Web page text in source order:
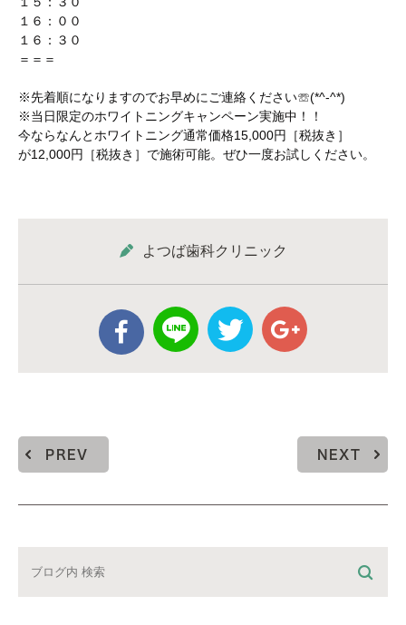
１６：００
１６：３０
＝＝＝
※先着順になりますのでお早めにご連絡ください☏(*^-^*)
※当日限定のホワイトニングキャンペーン実施中！！
今ならなんとホワイトニング通常価格15,000円［税抜き］
が12,000円［税抜き］で施術可能。ぜひ一度お試しください。
よつば歯科クリニック
PREV NEXT